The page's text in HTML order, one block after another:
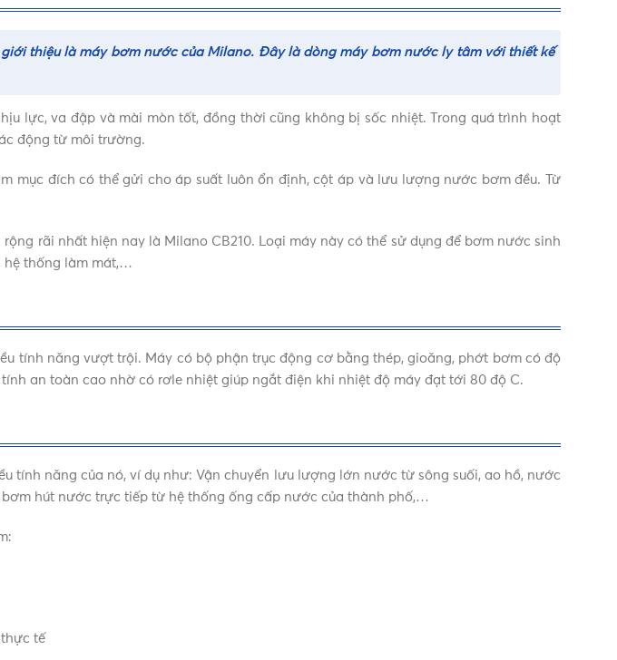
thiệu là máy bơm nước của Milano. Đây là dòng máy bơm nước ly tâm với thiết kế
lực, va đập và mài mòn tốt, đồng thời cũng không bị sốc nhiệt. Trong quá trình hoạt
động từ môi trường.
mục đích có thể gửi cho áp suất luôn ổn định, cột áp và lưu lượng nước bơm đều. Từ
rãi nhất hiện nay là Milano CB210. Loại máy này có thể sử dụng để bơm nước sinh
hệ thống làm mát,…
tính năng vượt trội. Máy có bộ phận trục động cơ bằng thép, gioăng, phớt bơm có độ
an toàn cao nhờ có rơle nhiệt giúp ngắt điện khi nhiệt độ máy đạt tới 80 độ C.
tính năng của nó, ví dụ như: Vận chuyển lưu lượng lớn nước từ sông suối, ao hồ, nước
hút nước trực tiếp từ hệ thống ống cấp nước của thành phố,…
tế